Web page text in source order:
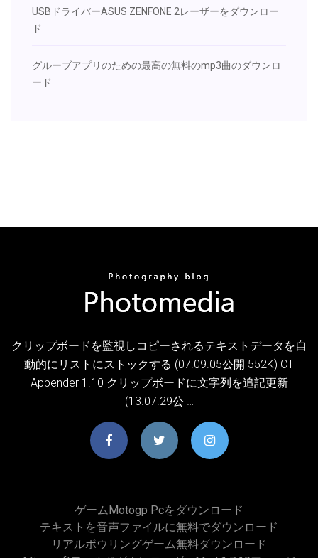
USBドライバーASUS ZENFONE 2レーザーをダウンロー
ド
グルーブアプリのための最高の無料のmp3曲のダウンロ
ード
クリップボードを監視しコピーされるテキストデータを自
動的にリストにストックする (07.09.05公開 552K) CT
Appender 1.10 クリップボードに文字列を追記更新
(13.07.29公 …
ゲームmotogp Pcをダウンロード
テキストを音声ファイルに無料でダウンロード
リアルボウリングゲーム無料ダウンロード